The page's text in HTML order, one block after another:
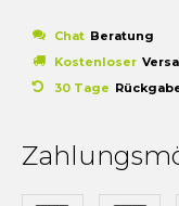
Chat Beratung
Kostenloser
30 Tage